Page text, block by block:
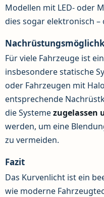
Modellen mit LED- oder
dies sogar elektronisch –
Für viele Fahrzeuge ist
insbesondere statische
oder Fahrzeugen mit
entsprechende
die Systemezugelassen
werden, um eine
zu vermeiden.
Fazit
Das Kurvenlicht ist ein
wie moderne